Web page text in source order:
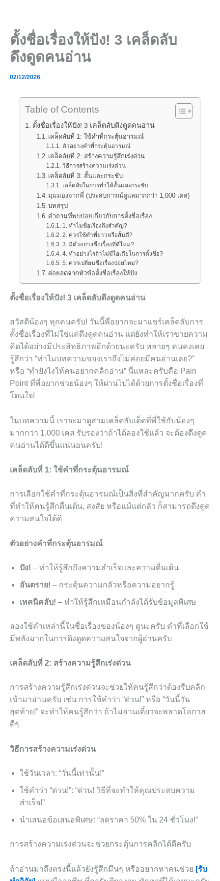
content
ตั้งชื่อเรื่องให้ปัง! 3 เคล็ดลับ
ดึงดูดคนอ่าน
02/12/2026
Table of Contents
ตั้งชื่อเรื่องให้ปัง! 3 เคล็ดลับดึงดูดคนอ่าน
เคล็ดลับที่ 1: ใช้คำที่กระตุ้นอารมณ์
ตัวอย่างคำที่กระตุ้นอารมณ์
เคล็ดลับที่ 2: สร้างความรู้สึกเร่งด่วน
วิธีการสร้างความเร่งด่วน
เคล็ดลับที่ 3: สั้นและกระชับ
เคล็ดลับในการทำให้สั้นและกระชับ
มุมมองจากพี่ (ประสบการณ์ดูแลมากกว่า 1,000 เคส)
บทสรุป
คำถามที่พบบ่อยเกี่ยวกับการตั้งชื่อเรื่อง
1. ทำไมชื่อเรื่องถึงสำคัญ?
2. ควรใช้คำที่ยาวหรือสั้นดี?
3. มีตัวอย่างชื่อเรื่องที่ดีไหม?
4. ทำอย่างไรถ้าไม่มีไอเดียในการตั้งชื่อ?
5. ควรเปลี่ยนชื่อเรื่องบ่อยไหม?
ต่อยอดจากหัวข้อตั้งชื่อเรื่องให้ปัง
ตั้งชื่อเรื่องให้ปัง! 3 เคล็ดลับดึงดูดคนอ่าน
สวัสดีน้องๆ ทุกคนครับ! วันนี้พี่อยากจะมาแชร์เคล็ดลับการ
ตั้งชื่อเรื่องที่ไม่ใช่แค่ดึงดูดคนอ่าน แต่ยังทำให้เราขายความ
คิดได้อย่างมีประสิทธิภาพอีกด้วยนะครับ หลายๆ คนคงเคย
รู้สึกว่า “ทำไมบทความของเราถึงไม่ค่อยมีคนอ่านเลย?”
หรือ “ทำยังไงให้คนอยากคลิกอ่าน” นี่แหละครับคือ Pain
Point ที่พี่อยากช่วยน้องๆ ให้ผ่านไปได้ด้วยการตั้งชื่อเรื่องที่
โดนใจ!
ในบทความนี้ เราจะมาดูสามเคล็ดลับเด็ดที่พี่ใช้กับน้องๆ
มากกว่า 1,000 เคส รับรองว่าถ้าได้ลองใช้แล้ว จะต้องดึงดูด
คนอ่านได้ดีขึ้นแน่นอนครับ!
เคล็ดลับที่ 1: ใช้คำที่กระตุ้นอารมณ์
การเลือกใช้คำที่กระตุ้นอารมณ์เป็นสิ่งที่สำคัญมากครับ คำ
ที่ทำให้คนรู้สึกตื่นเต้น, สงสัย หรือแม้แต่กลัว ก็สามารถดึงดูด
ความสนใจได้ดี
ตัวอย่างคำที่กระตุ้นอารมณ์
ปัง! – ทำให้รู้สึกถึงความสำเร็จและความตื่นเต้น
อันตราย! – กระตุ้นความกลัวหรือความอยากรู้
เทคนิคลับ! – ทำให้รู้สึกเหมือนกำลังได้รับข้อมูลพิเศษ
ลองใช้คำเหล่านี้ในชื่อเรื่องของน้องๆ ดูนะครับ คำที่เลือกใช้
มีพลังมากในการดึงดูดความสนใจจากผู้อ่านครับ
เคล็ดลับที่ 2: สร้างความรู้สึกเร่งด่วน
การสร้างความรู้สึกเร่งด่วนจะช่วยให้คนรู้สึกว่าต้องรีบคลิก
เข้ามาอ่านครับ เช่น การใช้คำว่า “ด่วน!” หรือ “วันนี้วัน
สุดท้าย!” จะทำให้คนรู้สึกว่า ถ้าไม่อ่านเดี๋ยวจะพลาดโอกาส
ดีๆ
วิธีการสร้างความเร่งด่วน
ใช้วันเวลา: “วันนี้เท่านั้น!”
ใช้คำว่า “ด่วน!”: “ด่วน! วิธีที่จะทำให้คุณประสบความ
สำเร็จ!”
นำเสนอข้อเสนอพิเศษ: “ลดราคา 50% ใน 24 ชั่วโมง!”
การสร้างความเร่งด่วนจะช่วยกระตุ้นการคลิกได้ดีครับ
ถ้าอ่านมาถึงตรงนี้แล้วยังรู้สึกมึนๆ หรืออยากหาคนช่วย [รับ